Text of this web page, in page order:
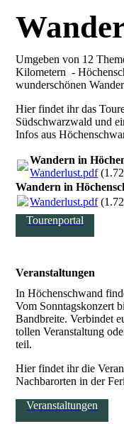
Umgeben von 12
Kilometern -
wunderschönen
Hier findet ihr das
Südschwarzwald und
Infos aus
Wandern in
Wanderlust.pdf
Wandern in
Wanderlust.pdf
Tourenportal
Veranstaltungen
In Höchenschwand
Vom Sonntagskonzert
Bandbreite. Verbindet
tollen Veranstaltung
teil.
Hier findet ihr die
Nachbarorten in der
Veranstaltungen